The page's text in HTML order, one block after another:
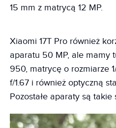
15 mm z matrycą 12 MP.
Xiaomi 17T Pro również
aparatu 50 MP, ale mamy
950, matrycę o rozmiarze 1/
f/1.67 i również optyczną
Pozostałe aparaty są takie